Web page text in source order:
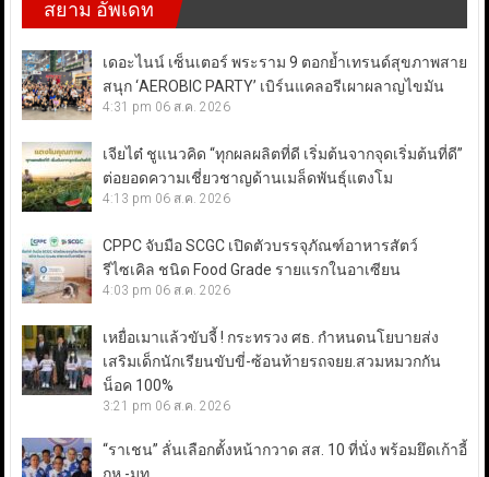
สยาม อัพเดท
เดอะไนน์ เซ็นเตอร์ พระราม 9 ตอกย้ำเทรนด์สุขภาพสาย
สนุก ‘AEROBIC PARTY’ เบิร์นแคลอรีเผาผลาญไขมัน
4:31 pm 06 ส.ค. 2026
เจียไต๋ ชูแนวคิด “ทุกผลผลิตที่ดี เริ่มต้นจากจุดเริ่มต้นที่ดี”
ต่อยอดความเชี่ยวชาญด้านเมล็ดพันธุ์แตงโม
4:13 pm 06 ส.ค. 2026
CPPC จับมือ SCGC เปิดตัวบรรจุภัณฑ์อาหารสัตว์
รีไซเคิล ชนิด Food Grade รายแรกในอาเซียน
4:03 pm 06 ส.ค. 2026
เหยื่อเมาแล้วขับจี้ ! กระทรวง ศธ. กำหนดนโยบายส่ง
เสริมเด็กนักเรียนขับขี่-ซ้อนท้ายรถจยย.สวมหมวกกัน
น็อค 100%
3:21 pm 06 ส.ค. 2026
“ราเชน” ลั่นเลือกตั้งหน้ากวาด สส. 10 ที่นั่ง พร้อมยึดเก้าอี้